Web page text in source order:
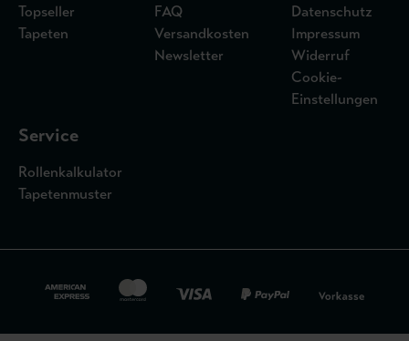
Topseller
Tapeten
FAQ
Versandkosten
Newsletter
Datenschutz
Impressum
Widerruf
Cookie-
Einstellungen
Service
Rollenkalkulator
Tapetenmuster